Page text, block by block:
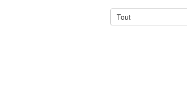
Tout